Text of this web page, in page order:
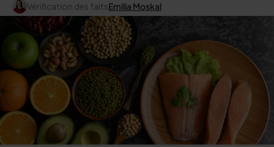
Vérification des faitsEmilia Moskal